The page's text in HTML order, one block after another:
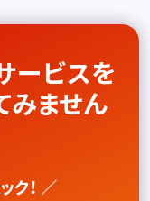
ービスを
みません
ク！ ／